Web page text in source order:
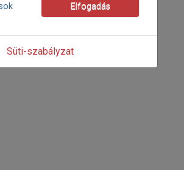
Elfogadás
Süti-szabályzat